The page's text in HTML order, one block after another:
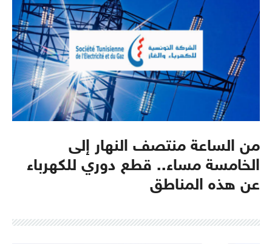
من الساعة منتصف النهار إلى
الخامسة مساء.. قطع دوري للكهرباء
عن هذه المناطق